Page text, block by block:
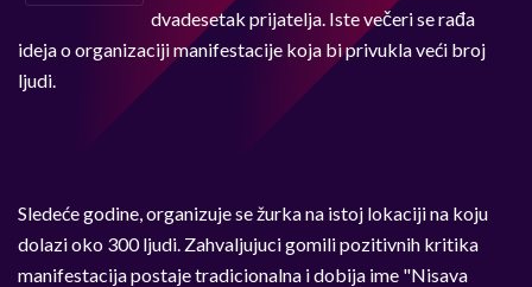
dvadesetak prijatelja. Iste večeri se rađa
ideja o organizaciji manifestacije koja bi privukla veći broj
ljudi.
Sledeće godine, organizuje se žurka na istoj lokaciji na koju
dolazi oko 300 ljudi. Zahvaljujuci gomili pozitivnih kritika
manifestacija postaje tradicionalna i dobija ime "Nisava